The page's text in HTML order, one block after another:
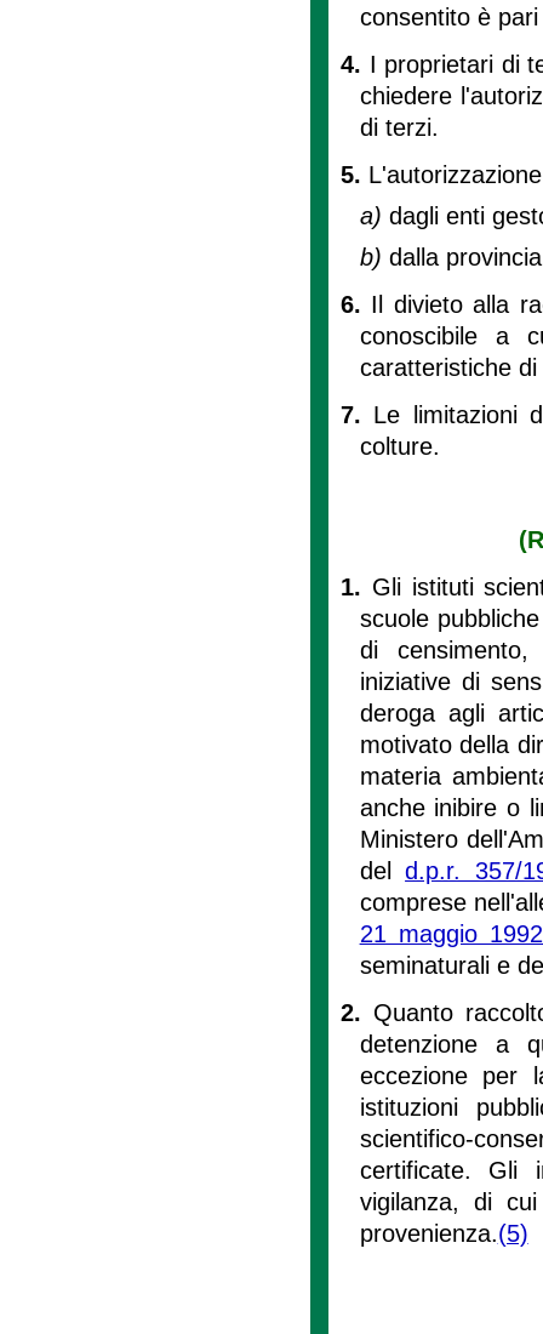
consentito è
4. I proprietari di
chiedere
di terzi.
5.
a) dagli enti
b) dalla
6. Il divieto alla
conoscibile a
caratteristiche
7. Le limitazioni
colture.
1. Gli istituti
scuole
di censimento,
iniziative di
deroga agli
motivato della
materia
anche inibire o
Ministero
deld.p.r. 357/
comprese
21 maggio 1992
seminaturali e
2. Quanto
detenzione a
eccezione per
istituzioni
scientifico-
certificate. Gli
vigilanza, di cui
provenienza.(5)